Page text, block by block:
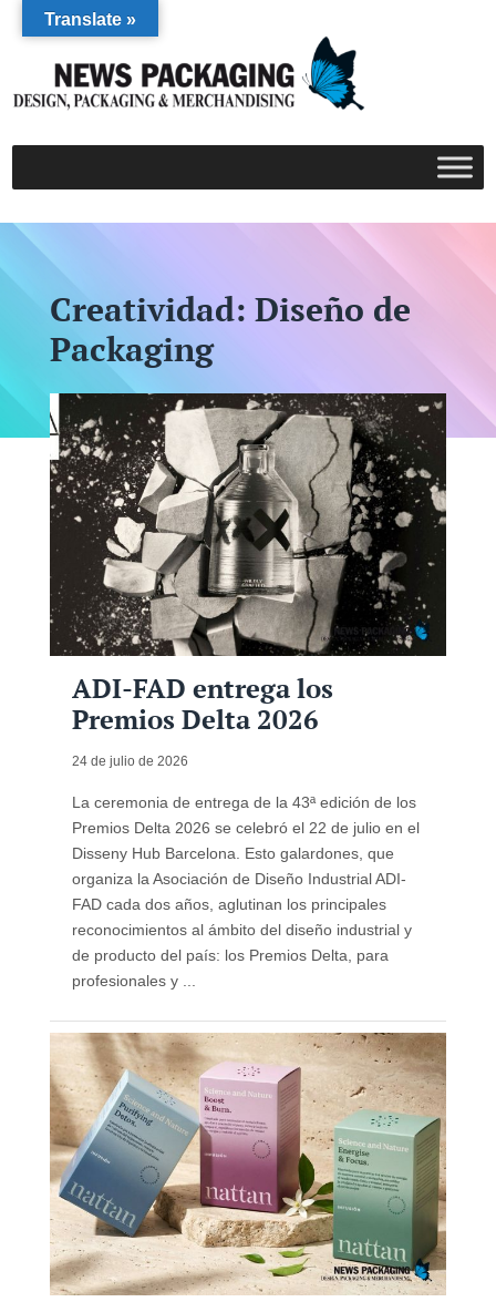
Creatividad: Diseño de
Packaging
ADI-FAD entrega los
Premios Delta 2026
24 de julio de 2026
La ceremonia de entrega de la 43ª edición de los
Premios Delta 2026 se celebró el 22 de julio en el
Disseny Hub Barcelona. Esto galardones, que
organiza la Asociación de Diseño Industrial ADI-
FAD cada dos años, aglutinan los principales
reconocimientos al ámbito del diseño industrial y
de producto del país: los Premios Delta, para
profesionales y ...
Translate »